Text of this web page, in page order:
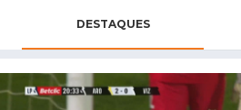
DESTAQUES